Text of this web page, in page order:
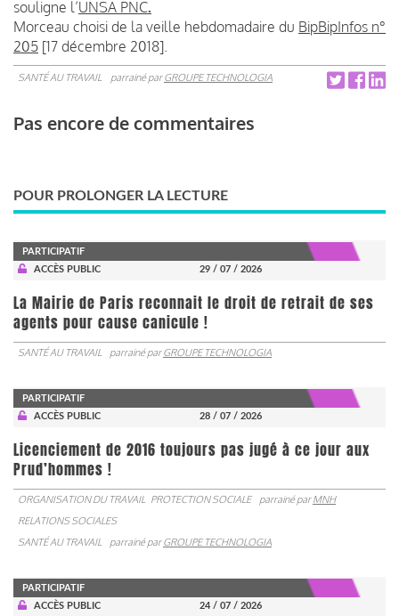
souligne l’UNSA PNC.
Morceau choisi de la veille hebdomadaire du BipBipInfos n°
205 [17 décembre 2018].
SANTÉ AU TRAVAIL parrainé parGROUPE TECHNOLOGIA
Pas encore de commentaires
POUR PROLONGER LA LECTURE
PARTICIPATIF
ACCÈS PUBLIC
29 / 07 / 2026
La Mairie de Paris reconnait le droit de retrait de ses
agents pour cause canicule !
SANTÉ AU TRAVAIL parrainé parGROUPE TECHNOLOGIA
PARTICIPATIF
ACCÈS PUBLIC
28 / 07 / 2026
Licenciement de 2016 toujours pas jugé à ce jour aux
Prud’hommes !
ORGANISATION DU TRAVAIL PROTECTION SOCIALE parrainé parMNH
RELATIONS SOCIALES
SANTÉ AU TRAVAIL
parrainé parGROUPE TECHNOLOGIA
PARTICIPATIF
ACCÈS PUBLIC
24 / 07 / 2026